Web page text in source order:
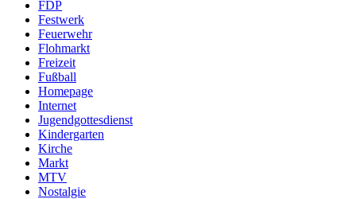
FDP
Festwerk
Feuerwehr
Flohmarkt
Freizeit
Fußball
Homepage
Internet
Jugendgottesdienst
Kindergarten
Kirche
Markt
MTV
Nostalgie